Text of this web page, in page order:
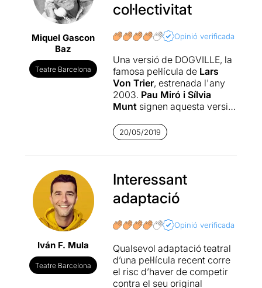
Miquel Gascon
Baz
Teatre Barcelona
col·lectivitat
Opinió verificada
Una versió de DOGVILLE, la
famosa pel·lícula de Lars
Von Trier, estrenada l'any
2003. Pau Miró i Sílvia
Muntsignen aquesta versió
DOGVILLE: UN POBLE
QUALSEVOL
direcció de la mateixaSílvia
En aquesta versió la jove es
diu Virgínia (convincent
i arriba desesperada al
del seu pare. Els habitants
del poble i els espectadors
no saben de qui fuig, però
amb reticències, convençuts
20/05/2019
Iván F. Mula
Teatre Barcelona
Interessant
adaptació
Opinió verificada
Qualsevol adaptació teatral
d’una pel·lícula recent corre
el risc d’haver de competir
contra el seu original